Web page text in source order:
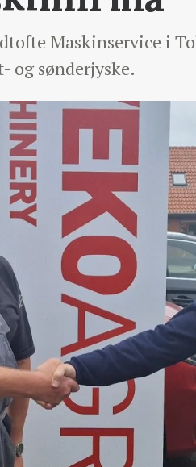
Maskinservice i
og sønderjyske.